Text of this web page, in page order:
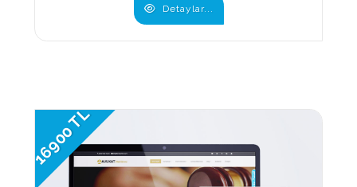
Detaylar...
16900 TL